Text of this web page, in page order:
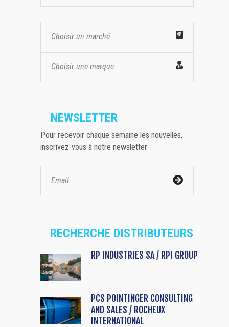
Choisir un marché
Choisir une marque
NEWSLETTER
Pour recevoir chaque semaine les nouvelles,
inscrivez-vous à notre newsletter:
RECHERCHE DISTRIBUTEURS
RP INDUSTRIES SA / RPI GROUP
PCS POINTINGER CONSULTING
AND SALES / ROCHEUX
INTERNATIONAL